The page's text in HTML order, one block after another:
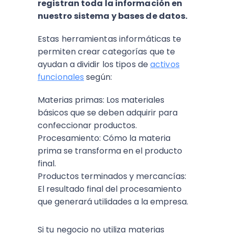
registran toda la información en
nuestro sistema y bases de datos.
Estas herramientas informáticas te
permiten crear categorías que te
ayudan a dividir los tipos deactivos
funcionales según:
Materias primas: Los materiales
básicos que se deben adquirir para
confeccionar productos.
Procesamiento: Cómo la materia
prima se transforma en el producto
final.
Productos terminados y mercancías:
El resultado final del procesamiento
que generará utilidades a la empresa.
Si tu negocio no utiliza materias